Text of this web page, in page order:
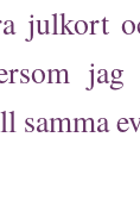
julkort
samma